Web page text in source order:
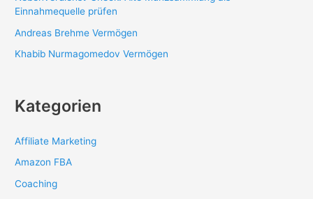
Einnahmequelle prüfen
Andreas Brehme Vermögen
Khabib Nurmagomedov Vermögen
Kategorien
Affiliate Marketing
Amazon FBA
Coaching